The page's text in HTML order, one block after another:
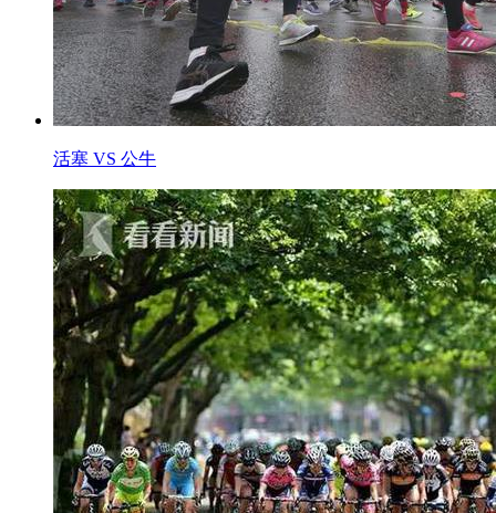
活塞 VS 公牛